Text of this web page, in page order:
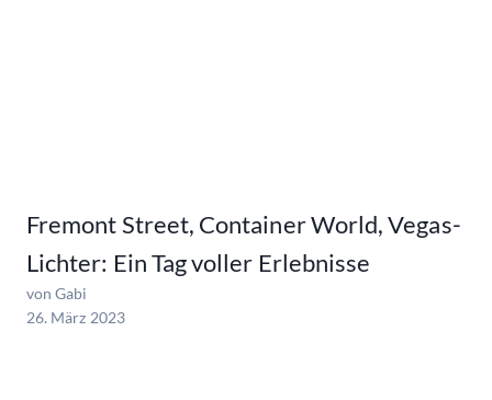
Fremont Street, Container World, Vegas-
Lichter: Ein Tag voller Erlebnisse
von Gabi
26. März 2023